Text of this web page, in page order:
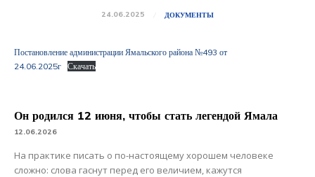
24.06.2025 ДОКУМЕНТЫ
Постановление администрации Ямальского района №493 от
24.06.2025г Скачать
Он родился 12 июня, чтобы стать легендой Ямала
12.06.2026
На практике писать о по-настоящему хорошем человеке
сложно: слова гаснут перед его величием, кажутся